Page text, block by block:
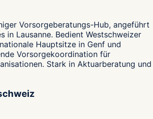
Vorsorgeberatungs-Hub, angeführt
in Lausanne. Bedient Westschweizer
Hauptsitze in Genf und
Vorsorgekoordination für
Stark in Aktuarberatung und